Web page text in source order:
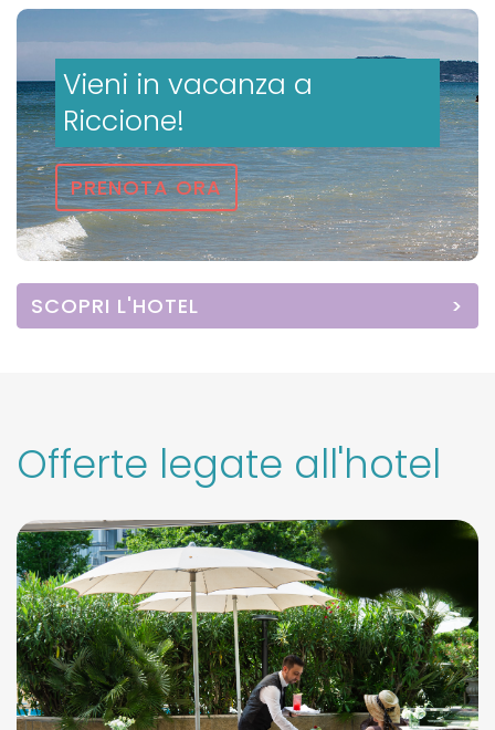
Vieni in vacanza a
Riccione!
PRENOTA ORA
SCOPRI L'HOTEL
Offerte legate all'hotel